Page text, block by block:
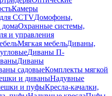
Камеры
CCTVДомофоны,
домаОхранные системы,
и управления
Мягкая мебельДиваны,
Диваны П-
Диваны
садовыеКомплекты мягкой
и диваныНадувные
и пуфыКресла-качалки,